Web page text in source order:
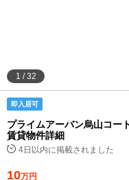
1 /32
即入居可
プライムアーバン烏山コー
賃貸物件詳細
4日以内に掲載されました
10万円